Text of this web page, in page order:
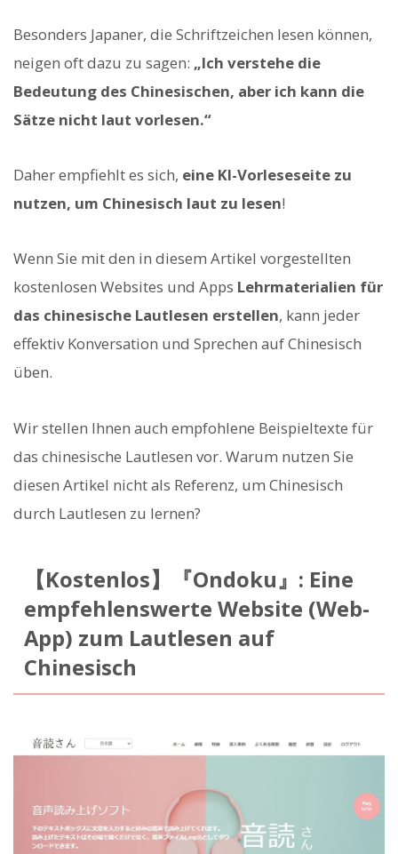
Besonders Japaner, die Schriftzeichen lesen können,
neigen oft dazu zu sagen: „Ich verstehe die
Bedeutung des Chinesischen, aber ich kann die
Sätze nicht laut vorlesen.“
Daher empfiehlt es sich, eine KI-Vorleseseite zu
nutzen, um Chinesisch laut zu lesen!
Wenn Sie mit den in diesem Artikel vorgestellten
kostenlosen Websites und Apps Lehrmaterialien für
das chinesische Lautlesen erstellen, kann jeder
effektiv Konversation und Sprechen auf Chinesisch
üben.
Wir stellen Ihnen auch empfohlene Beispieltexte für
das chinesische Lautlesen vor. Warum nutzen Sie
diesen Artikel nicht als Referenz, um Chinesisch
durch Lautlesen zu lernen?
【Kostenlos】『Ondoku』: Eine
empfehlenswerte Website (Web-
App) zum Lautlesen auf
Chinesisch